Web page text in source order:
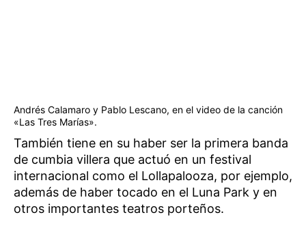
Andrés Calamaro y Pablo Lescano, en el video de la canción
«Las Tres Marías».
También tiene en su haber ser la primera banda
de cumbia villera que actuó en un festival
internacional como el Lollapalooza, por ejemplo,
además de haber tocado en el Luna Park y en
otros importantes teatros porteños.